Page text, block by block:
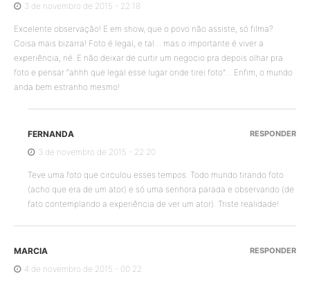
3 de novembro de 2015 - 22:18
Excelente observação! E em show, que o povo não assiste, só filma?
Coisa mais bizarra! Foto é legal, e tal… mas o importante é viver a
experiência, né. E não deixar de curtir um negocio pra depois olhar pra
foto e pensar “ahhh que legal esse lugar onde tirei foto”… Enfim, o mundo
anda bem estranho mesmo!
FERNANDA
3 de novembro de 2015 - 22:20
Teve uma foto que circulou esses tempos. Todo mundo tirando foto
(acho que era de um ator) e só uma senhora parada e observando (de
fato contemplando a experiência de ver um ator). Triste realidade!
RESPONDER
MARCIA
4 de novembro de 2015 - 00:22
RESPONDER